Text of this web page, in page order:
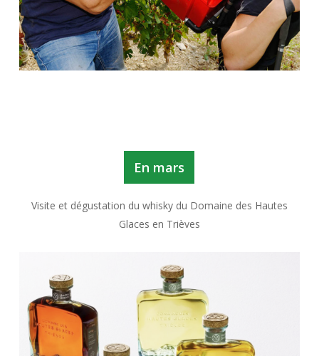
En mars
Visite et dégustation du whisky du Domaine des Hautes
Glaces en Trièves